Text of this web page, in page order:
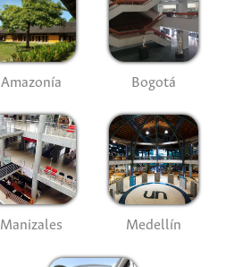
Amazonía Bogotá
Manizales Medellín